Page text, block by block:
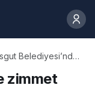
Belediyesi’nde
zimmet